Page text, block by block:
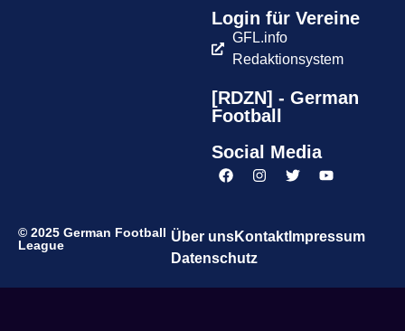
Login für Vereine
GFL.info
Redaktionsystem
[RDZN] - German
Football
Social Media
© 2025 German Football
League
Über unsKontaktImpressum
Datenschutz